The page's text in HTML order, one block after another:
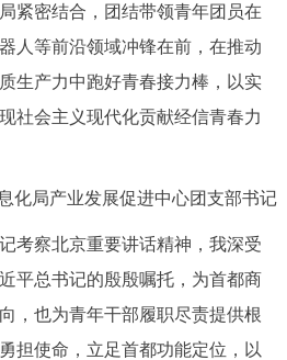
紧密结合，团结带领青年团员在
人等前沿领域冲锋在前，在推动
生产力中跑好青春接力棒，以实
社会主义现代化贡献经信青春力
局产业发展促进中心团支部书记
察北京重要讲话精神，我深受
平总书记的殷殷嘱托，为首都商
，也为青年干部履职尽责提供根
担使命，立足首都功能定位，以